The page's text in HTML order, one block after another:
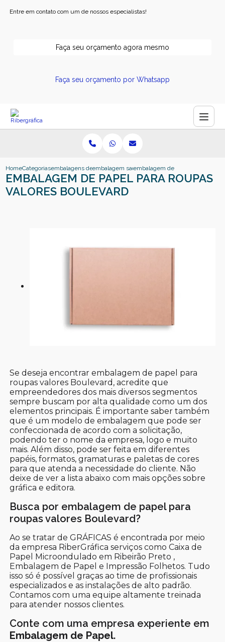
Entre em contato com um de nossos especialistas!
Faça seu orçamento agora mesmo
Faça seu orçamento por Whatsapp
HomeCategoriasembalagens de papelembalagem sacola de papelembalagem de papel para
EMBALAGEM DE PAPEL PARA ROUPAS
VALORES BOULEVARD
Se deseja encontrar embalagem de papel para
roupas valores Boulevard, acredite que
empreendedores dos mais diversos segmentos
sempre buscam por alta qualidade como um dos
elementos principais. É importante saber também
que é um modelo de embalagem que pode ser
confeccionada de acordo com a solicitação,
podendo ter o nome da empresa, logo e muito
mais. Além disso, pode ser feita em diferentes
papéis, formatos, gramaturas e paletas de cores
para que atenda a necessidade do cliente. Não
deixe de ver a lista abaixo com mais opções sobre
gráfica e editora.
Busca por embalagem de papel para
roupas valores Boulevard?
Ao se tratar de GRÁFICAS é encontrada por meio
da empresa RiberGráfica serviços como Caixa de
Papel Microondulado em Ribeirão Preto ,
Embalagem de Papel e Impressão Folhetos. Tudo
isso só é possível graças ao time de profissionais
especializados e as instalações de alto padrão.
Contamos com uma equipe altamente treinada
para atender nossos clientes.
Conte com uma empresa experiente em
Embalagem de Papel.